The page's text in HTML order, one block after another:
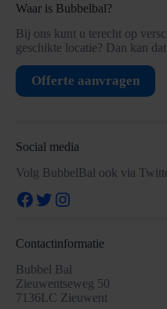
Waar is Bubbelbal?
Bij ons kunt u terecht op
geschikte locatie? Dan kan
Offerte aanvragen
Social media
Volg BubbelBal ook via
Facebook
Twitter
Instagram
Contactinformatie
Bubbel Bal
Zieuwentseweg 50
7136LC Zieuwent